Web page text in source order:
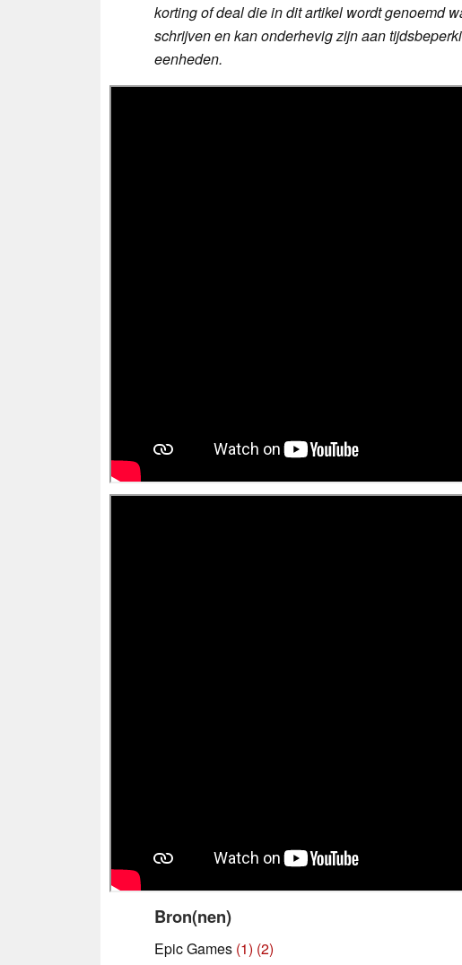
korting of deal die in dit artikel wordt genoemd
schrijven en kan onderhevig zijn aan
eenheden.
Bron(nen)
Epic Games (1) (2)